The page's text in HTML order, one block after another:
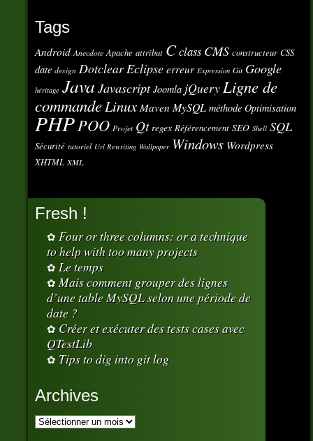
Tags
Android Anecdote Apache attribut Cclass CMS constructeur CSS
date design DotclearEclipse erreur Expression Git Google
héritage Java Javascript Joomla jQueryLigne de
commandeLinux Maven MySQL méthode Optimisation
PHPPOO Projet Qt regex Référencement SEO Shell SQL
Sécurité tutoriel Url Rewriting Wallpaper Windows Wordpress
XHTML XML
Fresh !
Four or three columns: or a technique
to help with too many projects
Le temps
Mais comment grouper des lignes
d’une table MySQL selon une période de
date ?
Créer et exécuter des tests cases avec
QTestLib
Tips to dig into git log
Archives